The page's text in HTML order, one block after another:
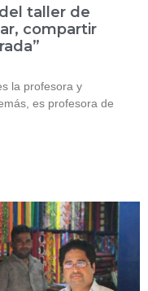
taller de
compartir
la profesora y
es profesora de